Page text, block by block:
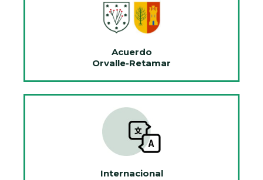
Acuerdo
Orvalle-Retamar
Internacional